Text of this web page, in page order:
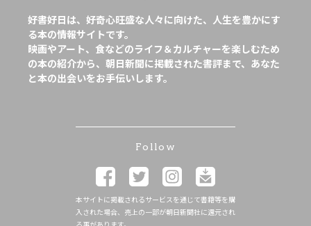
好書好日は、好奇心旺盛な人々に向けた、人生を豊かにす
る本の情報サイトです。
映画やアート、食などのライフ＆カルチャーを楽しむため
の本の紹介から、朝日新聞に掲載された書評まで、あなた
と本の出会いをお手伝いします。
Follow
本サイトに掲載されるサービスを通じて書籍等を購
入された場合、売上の一部が朝日新聞社に還元され